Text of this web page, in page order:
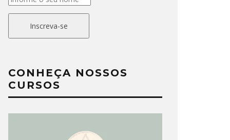
Inscreva-se
CONHEÇA NOSSOS
CURSOS